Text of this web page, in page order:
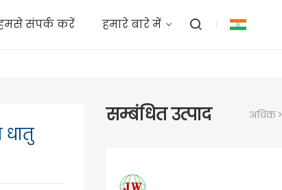
संपर्क करें हमारे बारे में
धातु
सम्बंधित उत्पाद अधिक >